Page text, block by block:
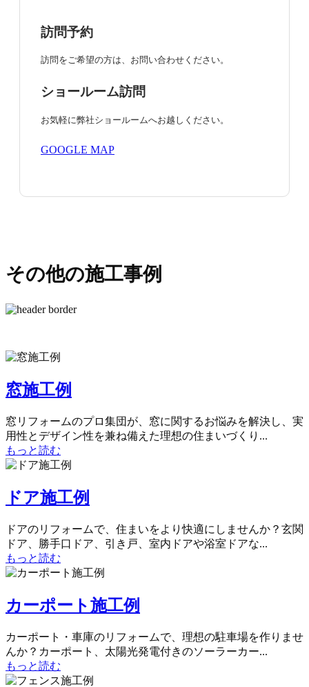
訪問予約
訪問をご希望の方は、お問い合わせください。
ショールーム訪問
お気軽に弊社ショールームへお越しください。
GOOGLE MAP
その他の施工事例
窓施工例
窓リフォームのプロ集団が、窓に関するお悩みを解決し、実
用性とデザイン性を兼ね備えた理想の住まいづくり...
もっと読む
ドア施工例
ドアのリフォームで、住まいをより快適にしませんか？玄関
ドア、勝手口ドア、引き戸、室内ドアや浴室ドアな...
もっと読む
カーポート施工例
カーポート・車庫のリフォームで、理想の駐車場を作りませ
んか？カーポート、太陽光発電付きのソーラーカー...
もっと読む